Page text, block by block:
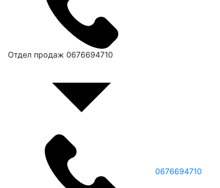
Отдел продаж 0676694710
0676694710